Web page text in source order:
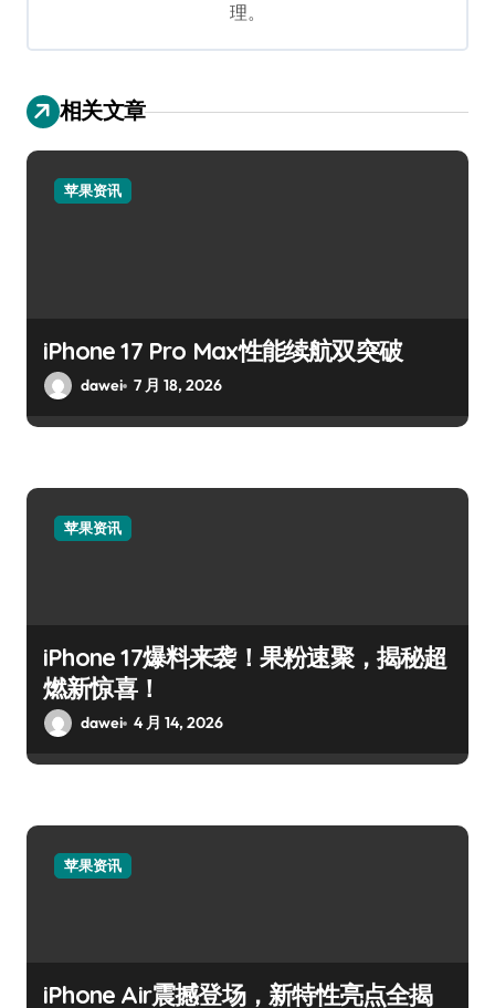
理。
相关文章
苹果资讯
iPhone 17 Pro Max性能续航双突破
dawei 7 月 18, 2026
苹果资讯
iPhone 17爆料来袭！果粉速聚，揭秘超
燃新惊喜！
dawei 4 月 14, 2026
苹果资讯
iPhone Air震撼登场，新特性亮点全揭